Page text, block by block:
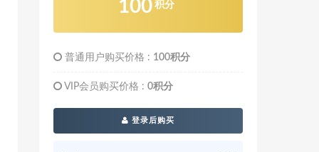
100 积分
普通用户购买价格 : 100积分
VIP会员购买价格 : 0积分
登录后购买